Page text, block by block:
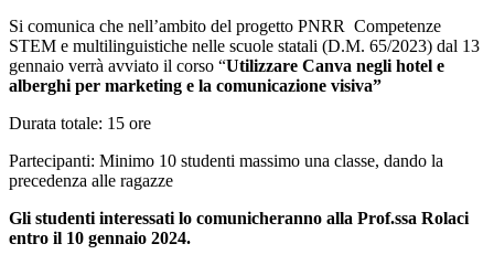
Si comunica che nell’ambito del progetto PNRR Competenze
STEM e multilinguistiche nelle scuole statali (D.M. 65/2023) dal 13
gennaio verrà avviato il corso “Utilizzare Canva negli hotel e
alberghi per marketing e la comunicazione visiva”
Durata totale: 15 ore
Partecipanti: Minimo 10 studenti massimo una classe, dando la
precedenza alle ragazze
Gli studenti interessati lo comunicheranno alla Prof.ssa Rolaci
entro il 10 gennaio 2024.